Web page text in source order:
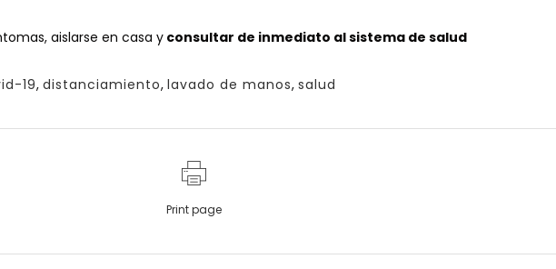
aislarse en casa y consultar de inmediato al sistema de salud
19, distanciamiento, lavado de manos, salud
Print page